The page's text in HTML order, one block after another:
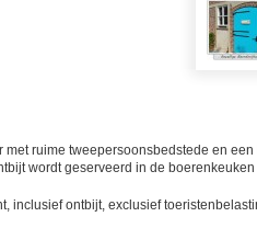
ruime tweepersoonsbedstede en
wordt geserveerd in de
inclusief ontbijt, exclusief